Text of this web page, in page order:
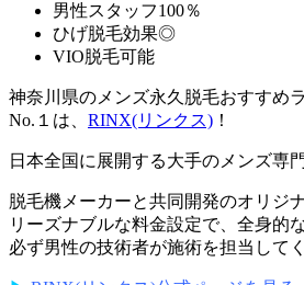
男性スタッフ100％
ひげ脱毛効果◎
VIO脱毛可能
神奈川県のメンズ永久脱毛おすすめ
No.１は、 RINX(リンクス) ！
日本全国に展開する大手のメンズ専
脱毛機メーカーと共同開発のオリジ
リーズナブルな料金設定で、全身的
必ず男性の技術者が施術を担当して